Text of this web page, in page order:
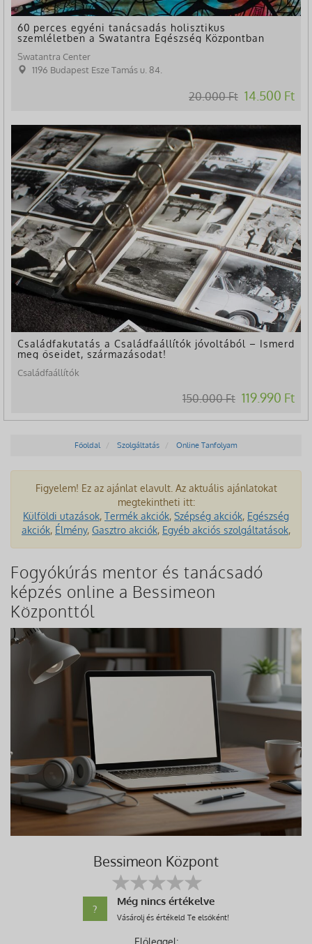
60 perces egyéni tanácsadás holisztikus
szemléletben a Swatantra Egészség Központban
Swatantra Center
1196 Budapest Esze Tamás u. 84.
20.000 Ft 14.500 Ft
-20%
Családfakutatás a Családfaállítók jóvoltából – Ismerd
meg őseidet, származásodat!
Családfaállítók
150.000 Ft 119.990 Ft
Főoldal Szolgáltatás Online Tanfolyam
Figyelem! Ez az ajánlat elavult. Az aktuális ajánlatokat
megtekintheti itt:
Külföldi utazások, Termék akciók, Szépség akciók, Egészség
akciók, Élmény, Gasztro akciók, Egyéb akciós szolgáltatások,
Fogyókúrás mentor és tanácsadó
képzés online a Bessimeon
Központtól
Bessimeon Központ
?
Még nincs értékelve
Vásárolj és értékeld Te elsőként!